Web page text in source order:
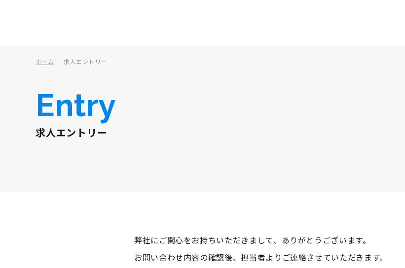
ホーム 求人エントリー
Entry
求人エントリー
弊社にご関心をお持ちいただきまして、ありがとうございます。
お問い合わせ内容の確認後、担当者よりご連絡させていただきます。